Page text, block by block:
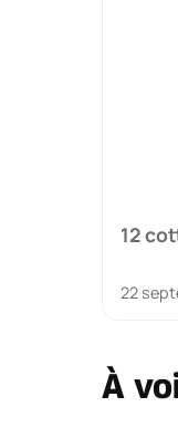
12
22
À